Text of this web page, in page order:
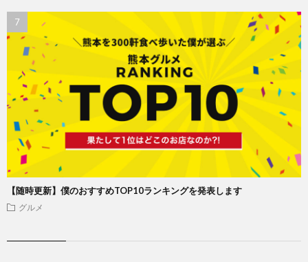
【随時更新】僕のおすすめTOP10ランキングを発表します
グルメ